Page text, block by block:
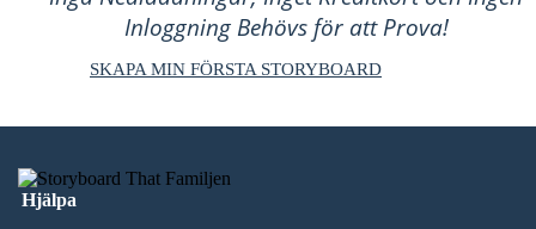
Inloggning Behövs för att Prova!
SKAPA MIN FÖRSTA STORYBOARD
Hjälpa